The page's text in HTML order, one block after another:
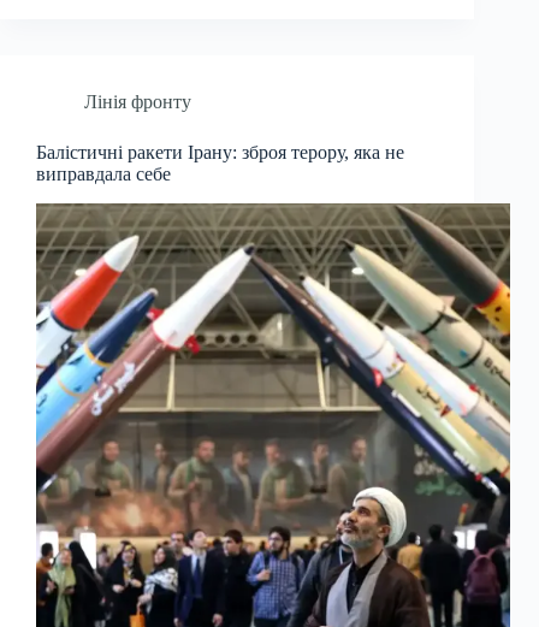
Лінія фронту
Балістичні ракети Ірану: зброя терору, яка не
виправдала себе